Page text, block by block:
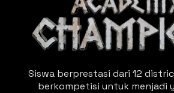
Siswa berprestasi dari 12
berkompetisi untuk menjadi